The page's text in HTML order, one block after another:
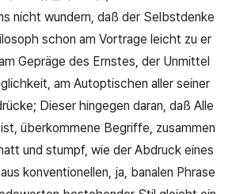
nicht wundern, daß der Selbstdenke
schon am Vortrage leicht zu er
Gepräge des Ernstes, der Unmittel
am Autoptischen aller seiner
Dieser hingegen daran, daß Alle
überkommene Begriffe, zusammen
und stumpf, wie der Abdruck eines
konventionellen, ja, banalen Phrase